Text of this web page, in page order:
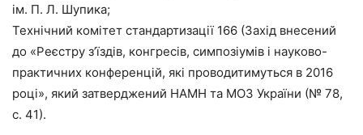
ім. П. Л. Шупика;
Технічний комітет стандартизації 166 (Захід внесений
до «Реєстру з’їздів, конгресів, симпозіумів і науково-
практичних конференцій, які проводитимуться в 2016
році», який затверджений НАМН та МОЗ України (№ 78,
с. 41).